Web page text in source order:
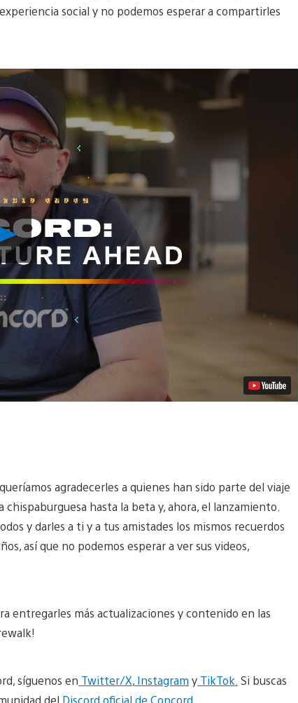
social y no podemos esperar a compartirles
Reproducir
Video
agradecerles a quienes han sido parte del viaje
hasta la beta y, ahora, el lanzamiento.
y darles a ti y a tus amistades los mismos recuerdos
así que no podemos esperar a ver sus videos,
entregarles más actualizaciones y contenido en las
síguenos en Twitter/X, Instagram y TikTok. Si buscas
del Discord oficial de Concord.